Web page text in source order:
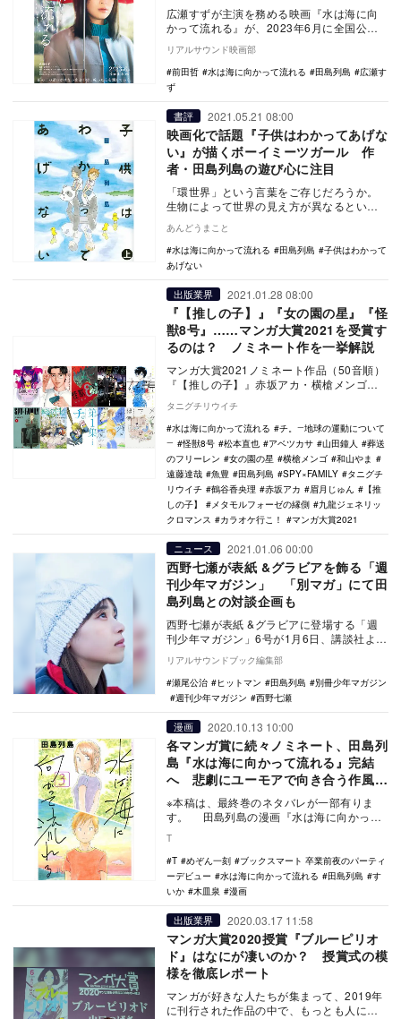
広瀬すずが主演を務める映画『水は海に向
かって流れる』が、2023年6月に全国公開
されることが決定し、あわせてティザービ
ジュアルと…
リアルサウンド映画部
前田哲
水は海に向かって流れる 田島列島
広瀬す
ず
書評 2021.05.21 08:00
映画化で話題『子供はわかってあげな
い』が描くボーイミーツガール 作
者・田島列島の遊び心に注目
「環世界」という言葉をご存じだろうか。
生物によって世界の見え方が異なるという
界は客観的…
あんどうまこと
水は海に向かって流れる
田島列島
子供はわかって
あげない
出版業界 2021.01.28 08:00
『【推しの子】』『女の園の星』『怪
獣8号』……マンガ大賞2021を受賞す
るのは？ ノミネート作を一挙解説
マンガ大賞2021ノミネート作品（50音順）
『【推しの子】』赤坂アカ・横槍メンゴ
タニグチリウイチ
水は海に向かって流れる
チ。―地球の運動について
―
怪獣8号 松本直也 アベツカサ 山田鐘人
葬送
のフリーレン
女の園の星 横槍メンゴ
和山やま
遠藤達哉
魚豊 田島列島 SPY×FAMILY
タニグチ
リウイチ
鶴谷香央理 赤坂アカ 眉月じゅん
【推
しの子】
メタモルフォーゼの縁側
九龍ジェネリッ
クロマンス
カラオケ行こ！ マンガ大賞2021
ニュース 2021.01.06 00:00
西野七瀬が表紙 &グラビアを飾る「週
刊少年マガジン」 「別マガ」にて田
島列島との対談企画も
西野七瀬が表紙 &グラビアに登場する「週
刊少年マガジン」6号が1月6日、講談社より
発売された。また1月9日に発売される「…
リアルサウンドブック編集部
瀬尾公治
ヒットマン 田島列島
別冊少年マガジン
週刊少年マガジン
西野七瀬
漫画 2020.10.13 10:00
各マンガ賞に続々ノミネート、田島列
島『水は海に向かって流れる』完結
へ 悲劇にユーモアで向き合う作風を
読む
※本稿は、最終巻のネタバレが一部有りま
す。 田島列島の漫画『水は海に向かって
て流れ…
T
T
めぞん一刻
ブックスマート 卒業前夜のパーティ
ーデビュー
水は海に向かって流れる 田島列島
す
いか
木皿泉 漫画
出版業界 2020.03.17 11:58
マンガ大賞2020授賞『ブルーピリオ
ド』はなにが凄いのか？ 授賞式の模
様を徹底レポート
マンガが好きな人たちが集まって、2019年
に刊行された作品の中で、もっとも人に勧